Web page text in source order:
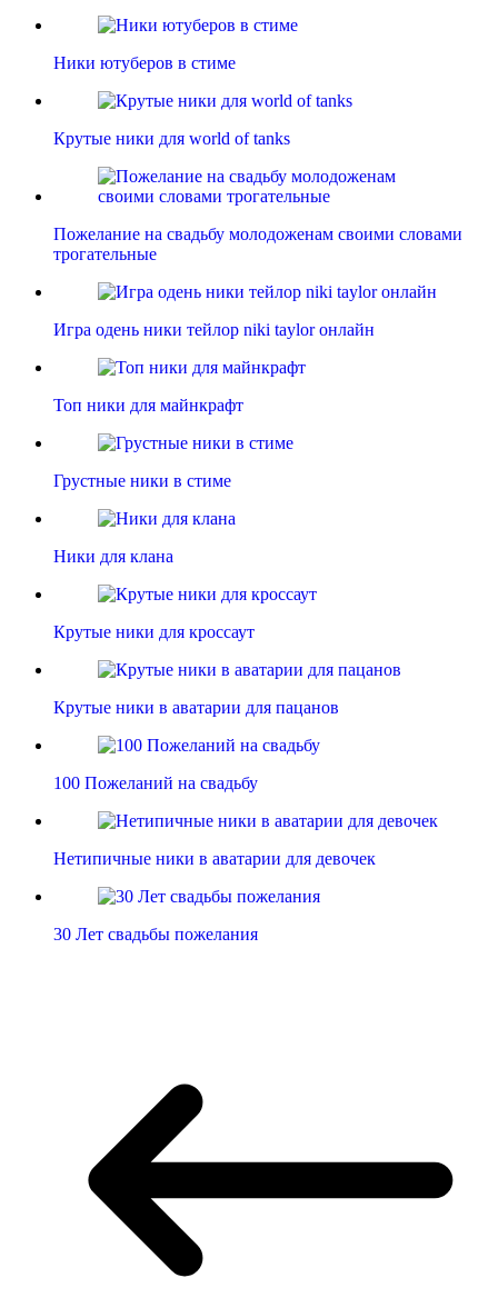
Ники ютуберов в стиме
Крутые ники для world of tanks
Пожелание на свадьбу молодоженам своими словами
трогательные
Игра одень ники тейлор niki taylor онлайн
Топ ники для майнкрафт
Грустные ники в стиме
Ники для клана
Крутые ники для кроссаут
Крутые ники в аватарии для пацанов
100 Пожеланий на свадьбу
Нетипичные ники в аватарии для девочек
30 Лет свадьбы пожелания